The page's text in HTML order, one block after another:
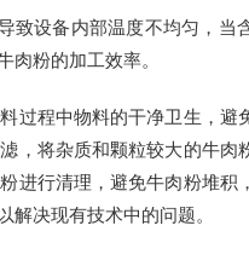
致设备内部温度不均匀，当
肉粉的加工效率。
过程中物料的干净卫生，避
，将杂质和颗粒较大的牛肉
进行清理，避免牛肉粉堆积
决现有技术中的问题。